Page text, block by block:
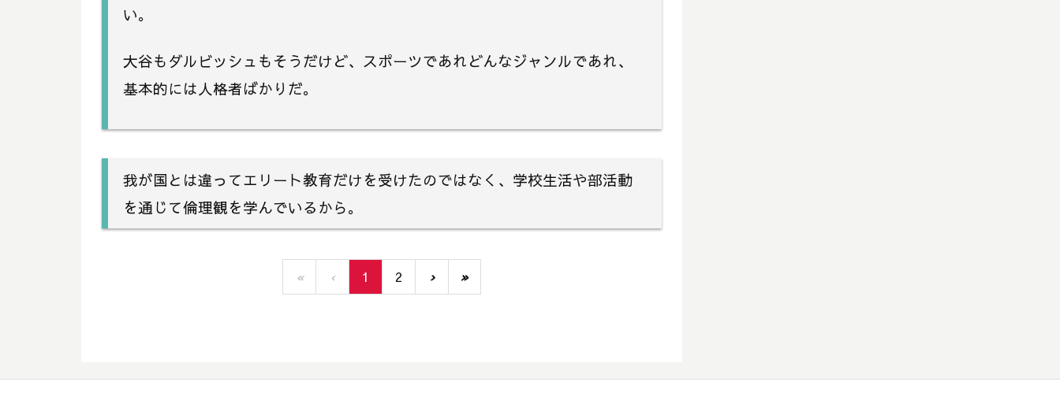
い。
大谷もダルビッシュもそうだけど、スポーツであれどんなジャンルであれ、
基本的には人格者ばかりだ。
我が国とは違ってエリート教育だけを受けたのではなく、学校生活や部活動
を通じて倫理観を学んでいるから。
« ‹ 1 2 › »